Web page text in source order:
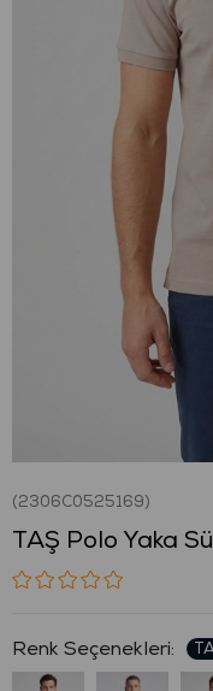
(2306C0525169)
TAŞ Polo Yaka
: